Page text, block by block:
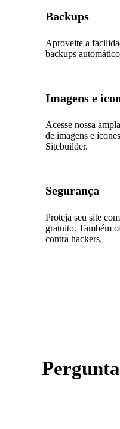
Backups
Aproveite a
backups
Imagens e
Acesse nossa
de imagens e
Sitebuilder.
Segurança
Proteja seu site
gratuito. Também
contra hackers.